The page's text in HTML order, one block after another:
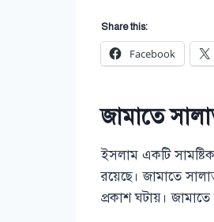
Share this:
Facebook
জামাতে
ইসলাম একটি
রয়েছে। জামাতে
প্রকাশ ঘটায়।